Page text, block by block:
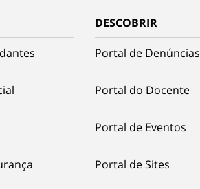
DESCOBRIR
Portal de Denúncias
Portal do Docente
Portal de Eventos
Portal de Sites